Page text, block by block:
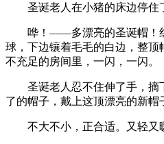
圣诞老人在小猪的床边停住
哗！——多漂亮的圣诞帽！红
球，下边镶着毛毛的白边，整
不充足的房间里，一闪，一闪。
圣诞老人忍不住伸了手，摘
了的帽子，戴上这顶漂亮的新帽
不大不小，正合适。又轻又